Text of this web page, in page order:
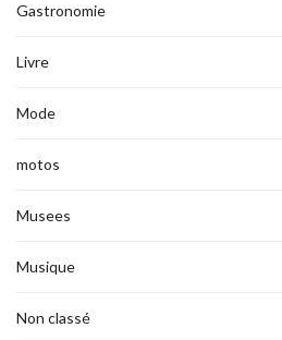
Gastronomie
Livre
Mode
motos
Musees
Musique
Non classé